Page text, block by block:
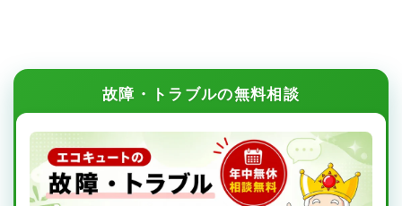
故障・トラブルの無料相談